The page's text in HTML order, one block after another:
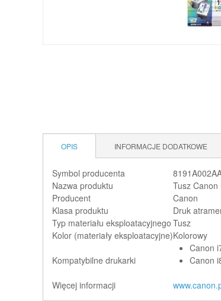
OPIS INFORMACJE DODATKOWE
Symbol producenta
Nazwa produktu
Tusz
Producent
Canon
Klasa produktu
Druk
Typ materiału eksploatacyjnego Tusz
Kolor (materiały eksploatacyjne)Kolorowy
Kompatybilne drukarki
Canon
Canon
Więcej informacji